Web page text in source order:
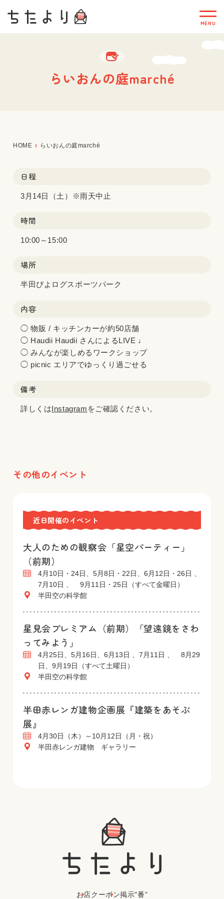
らいおんの庭marché
HOME らいおんの庭marché
日程
3月14日（土）※雨天中止
時間
10:00～15:00
場所
半田ぴよログスポーツパーク
内容
◯ 物販 / キッチンカーが約50店舗
◯ Haudii Haudii さんによるLIVE ♩
◯ みんなが楽しめるワークショップ
◯ picnic エリアでゆっくり過ごせる
備考
詳しくはInstagram をご確認ください。
その他のイベント
近日開催のイベント
大人のための観察会「星空パーティー」
（前期）
4月10日・24日、5月8日・22日、6月12日・26日 、
7月10日 、 9月11日・25日（すべて金曜日）
半田空の科学館
星見会プレミアム（前期）「望遠鏡をさわ
ってみよう」
4月25日、5月16日、6月13日 、7月11日 、 8月29
日、9月19日（すべて土曜日）
半田空の科学館
半田赤レンガ建物企画展『建築をあそぶ
展』
4月30日（木）～10月12日（月・祝）
半田赤レンガ建物 ギャラリー
お店クーポン掲示"番"